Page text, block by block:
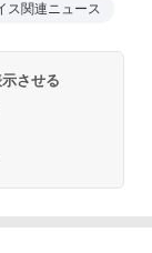
ス関連ニュース
させる